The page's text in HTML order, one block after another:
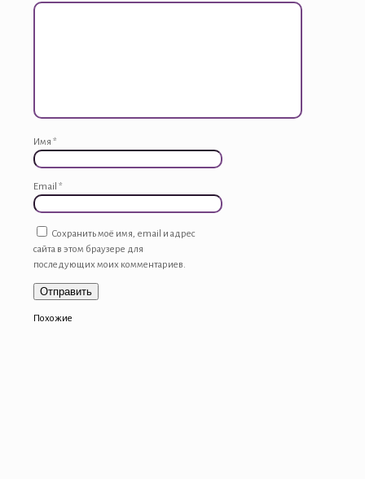
Имя *
Email *
Сохранить моё имя, email и адрес
сайта в этом браузере для
последующих моих комментариев.
Похожие